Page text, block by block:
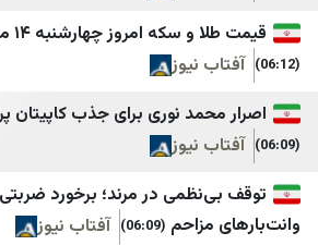
المدن
تلفزيون المستقبل
ليبانون فايلز
امروز چهارشنبه ۱۴ مرداد ۱۴۰۵
نیوز
نوری برای جذب کاپیتان پرسپولیس
نیوز
در مرند؛ برخورد ضربتی پلیس راهور با
(06:09)
آفتاب نیوز